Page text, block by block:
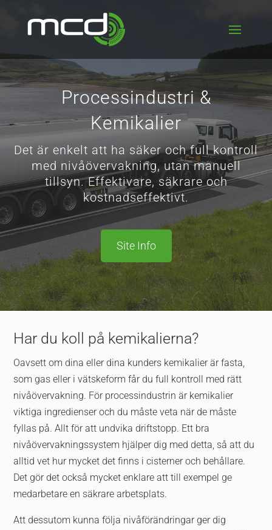
Processindustri &
Kemikalier
Det är enkelt att ha säker och full kontroll
med nivåövervakning, utan manuell
tillsyn. Effektivare, säkrare och
kostnadseffektivt.
Site Info
Har du koll på kemikalierna?
Oavsett om dina eller dina kunders kemikalier är fasta,
som gas eller i vätskeform får du full kontroll med rätt
nivåövervakning. För processindustrin är kemikalier
viktiga ingredienser och du måste veta när de måste
fyllas på. Allt för att undvika driftstopp. Ett bra
nivåövervakningssystem hjälper dig med detta, så att du
alltid vet hur mycket det finns i cisterner och behållare.
Det gör det också mycket enklare att till exempel ge
medarbetare en säkrare arbetsplats.
Att dessutom kunna följa nivåförändringar ger dig